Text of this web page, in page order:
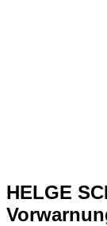
HELGE